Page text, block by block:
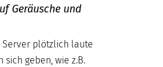
Geräusche und
plötzlich laute
sich geben, wie z.B.